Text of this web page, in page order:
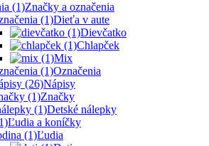
Značky a označenia
Dieťa v aute
Dievčatko
Chlapček
Mix
Označenia
Nápisy
Značky
Detské nálepky
Ľudia a koníčky
Ľudia